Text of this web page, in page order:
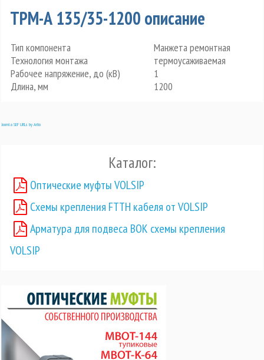
ТРМ-А 135/35-1200 описание
Тип компонента
Манжета ремонтная
Технология монтажа
термоусаживаемая
Рабочее напряжение, до (кВ)
1
Длина, мм
1200
Joomla SEF URLs by Artio
Каталог:
Оптические муфты VOLSIP
Схемы крепления FTTH кабеля от VOLSIP
Арматура для подвеса ВОК схемы крепления
VOLSIP